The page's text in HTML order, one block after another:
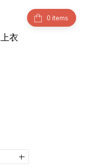
items
衣